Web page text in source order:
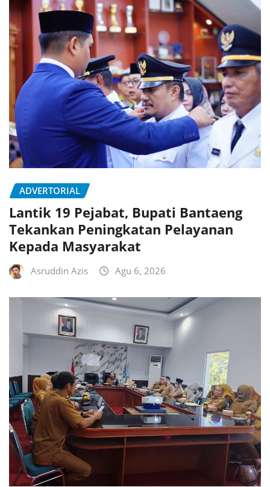
ADVERTORIAL
Lantik 19 Pejabat, Bupati Bantaeng
Tekankan Peningkatan Pelayanan
Kepada Masyarakat
Asruddin Azis Agu 6, 2026